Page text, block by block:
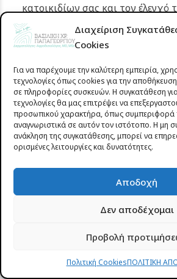
Διαχείριση
Cookies
Για να παρέχουμε την καλύτερη εμπειρία,
τεχνολογίες όπως cookies για την
σε πληροφορίες συσκευών. Η συγκατάθεση για
τεχνολογίες θα μας επιτρέψει να
προσωπικού χαρακτήρα, όπως συμπεριφορά
αναγνωριστικά σε αυτόν τον ιστότοπο. Η μη
ανάκληση της συγκατάθεσης, μπορεί να
ορισμένες λειτουργίες και δυνατότητες.
Αποδοχή
Δεν αποδέχομαι
Προβολή
Πολιτική CookiesΠΟΛΙΤΙΚΗ
κατοικιδίων σας και τον έλεγχό
βόλτες στη φύση.
Αποφεύγετε την αγορά
Για άτομα με γνωστό ιστορικό
σε τσιμπήματα, είναι
μεταφορά αυτοενιέσιμης
ενημέρωση των οικείων.
Γνωρίστε την
Αφροδισιολόγο στο
Βασιλική Παπαγεωργίου
Βασιλική Παπαγεωργίου,
Αφροδισιολόγος στο Αγρίνιο,